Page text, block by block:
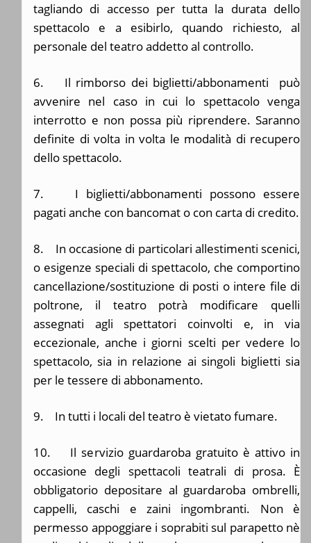
tagliando di accesso per tutta la durata dello
spettacolo e a esibirlo, quando richiesto, al
personale del teatro addetto al controllo.
6. Il rimborso dei biglietti/abbonamenti può
avvenire nel caso in cui lo spettacolo venga
interrotto e non possa più riprendere. Saranno
definite di volta in volta le modalità di recupero
dello spettacolo.
7. I biglietti/abbonamenti possono essere
pagati anche con bancomat o con carta di credito.
8. In occasione di particolari allestimenti scenici,
o esigenze speciali di spettacolo, che comportino
cancellazione/sostituzione di posti o intere file di
poltrone, il teatro potrà modificare quelli
assegnati agli spettatori coinvolti e, in via
eccezionale, anche i giorni scelti per vedere lo
spettacolo, sia in relazione ai singoli biglietti sia
per le tessere di abbonamento.
9. In tutti i locali del teatro è vietato fumare.
10. Il servizio guardaroba gratuito è attivo in
occasione degli spettacoli teatrali di prosa. È
obbligatorio depositare al guardaroba ombrelli,
cappelli, caschi e zaini ingombranti. Non è
permesso appoggiare i soprabiti sul parapetto nè